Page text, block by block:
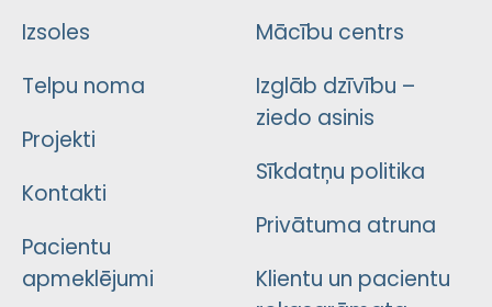
Izsoles
Telpu noma
Projekti
Kontakti
Pacientu
apmeklējumi
Mācību centrs
Izglāb dzīvību –
ziedo asinis
Sīkdatņu politika
Privātuma atruna
Klientu un pacientu